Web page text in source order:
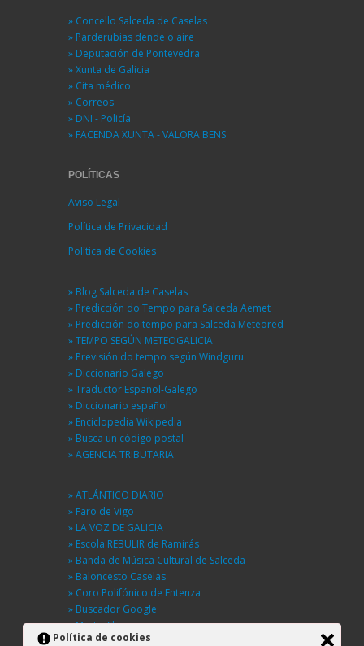
» Concello Salceda de Caselas
» Parderubias dende o aire
» Deputación de Pontevedra
» Xunta de Galicia
» Cita médico
» Correos
» DNI - Policía
» FACENDA XUNTA - VALORA BENS
POLÍTICAS
Aviso Legal
Política de Privacidad
Política de Cookies
» Blog Salceda de Caselas
» Predicción do Tempo para Salceda Aemet
» Predicción do tempo para Salceda Meteored
» TEMPO SEGÚN METEOGALICIA
» Previsión do tempo según Windguru
» Diccionario Galego
» Traductor Español-Galego
» Diccionario español
» Enciclopedia Wikipedia
» Busca un código postal
» AGENCIA TRIBUTARIA
» ATLÁNTICO DIARIO
» Faro de Vigo
» LA VOZ DE GALICIA
» Escola REBULIR de Ramirás
» Banda de Música Cultural de Salceda
» Baloncesto Caselas
» Coro Polifónico de Entenza
» Buscador Google
» Martin Sheen
» BUSCA UNHA RÚA
Política de cookies